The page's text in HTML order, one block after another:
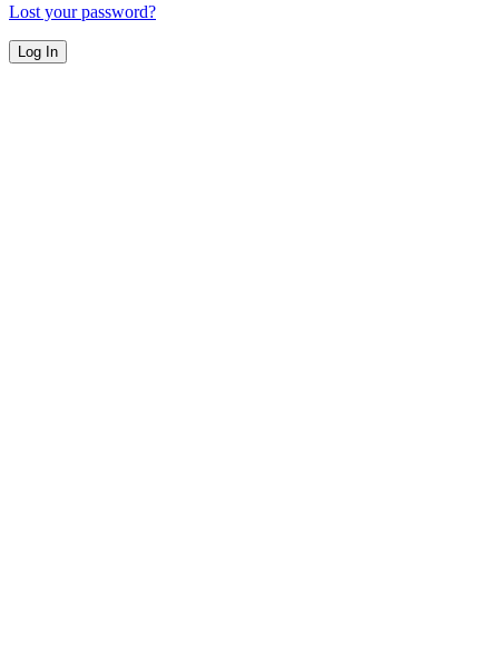
Lost your password?